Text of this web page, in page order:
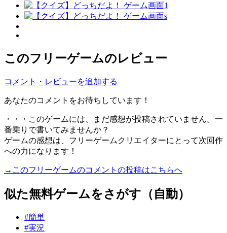
このフリーゲームのレビュー
コメント・レビューを追加する
あなたのコメントをお待ちしています！
・・・このゲームには、まだ感想が投稿されていません。一
番乗りで書いてみませんか？
ゲームの感想は、フリーゲームクリエイターにとって次回作
への力になります！
→このフリーゲームのコメントの投稿はこちらへ
似た無料ゲームをさがす（自動）
#簡単
#実況